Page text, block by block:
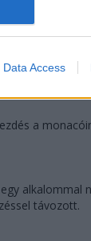
Data Access
falat a pálya
a
alkalommal
távozott.